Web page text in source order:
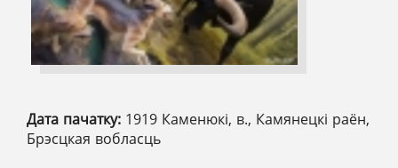
Дата пачатку: 1919 Каменюкі, в., Камянецкі раён,
Брэсцкая вобласць